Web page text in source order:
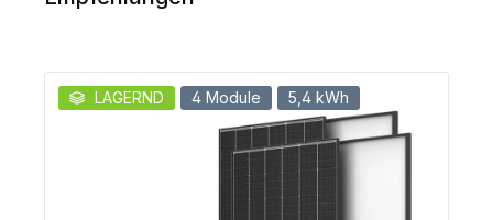
LAGERND 4 Module 5,4 kWh